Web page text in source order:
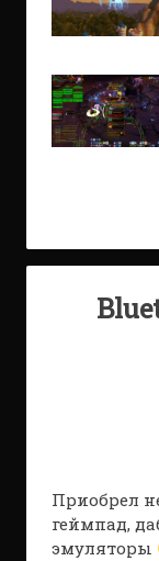
Приобрел
геймпад,
эмуляторы